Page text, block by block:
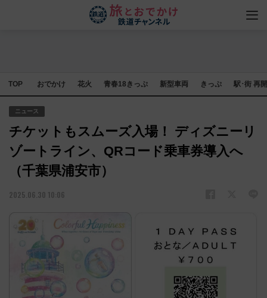
TOP おでかけ 花火 青春18きっぷ 新型車両 きっぷ 駅･街 再
ニュース
チケットもスムーズ入場！ ディズニーリ
ゾートライン、QRコード乗車券導入へ
（千葉県浦安市）
2025.06.30 10:06